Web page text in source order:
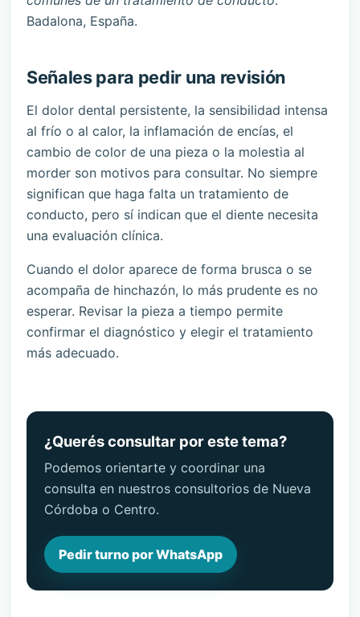
Badalona, España.
Señales para pedir una revisión
El dolor dental persistente, la sensibilidad intensa
al frío o al calor, la inflamación de encías, el
cambio de color de una pieza o la molestia al
morder son motivos para consultar. No siempre
significan que haga falta un tratamiento de
conducto, pero sí indican que el diente necesita
una evaluación clínica.
Cuando el dolor aparece de forma brusca o se
acompaña de hinchazón, lo más prudente es no
esperar. Revisar la pieza a tiempo permite
confirmar el diagnóstico y elegir el tratamiento
más adecuado.
¿Querés consultar por este tema?
Podemos orientarte y coordinar una
consulta en nuestros consultorios de Nueva
Córdoba o Centro.
Pedir turno por WhatsApp